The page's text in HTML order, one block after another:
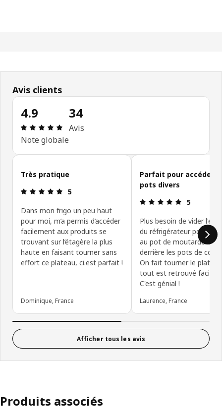
Avis clients
4.9
Avis: 4.9 sur 5 étoiles Nombre total d'avis: 34
Note globale
34
Avis
Ignorer les avis clients
Très pratique
Avis: 5 sur 5 étoiles
5
Dans mon frigo un peu haut
pour moi, m’a permis d’accéder
facilement aux produits se
trouvant sur l’étagère la plus
haute en faisant tourner sans
effort ce plateau, ci.est parfait !
Dominique, France
Parfait pour accéder
pots divers
Avis: 5 sur
5
Plus besoin de vider
du réfrigérateur pour
au pot de moutarde
derrière les pots de
On fait tourner le
tout est retrouvé
C'est génial !
Laurence, France
Afficher tous les avis
Produits associés